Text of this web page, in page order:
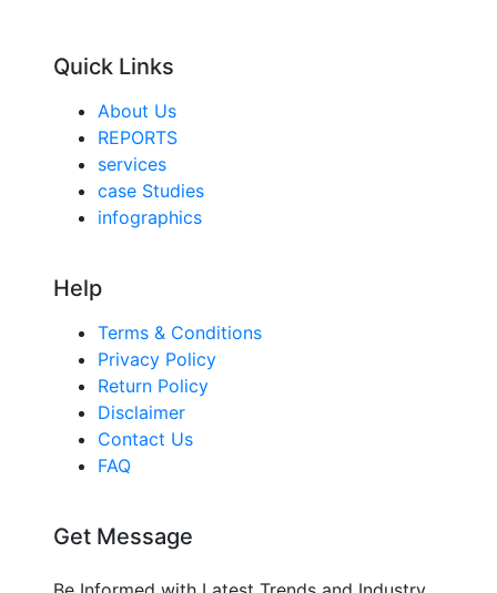
Quick Links
About Us
REPORTS
services
case Studies
infographics
Help
Terms & Conditions
Privacy Policy
Return Policy
Disclaimer
Contact Us
FAQ
Get Message